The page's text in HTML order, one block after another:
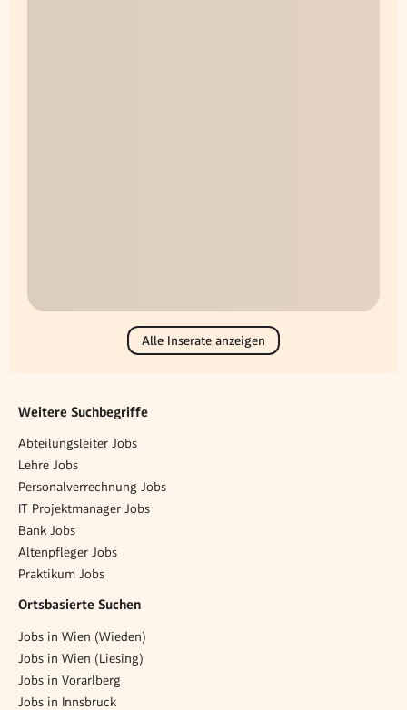
Alle Inserate anzeigen
Weitere Suchbegriffe
Abteilungsleiter Jobs
Lehre Jobs
Personalverrechnung Jobs
IT Projektmanager Jobs
Bank Jobs
Altenpfleger Jobs
Praktikum Jobs
Ortsbasierte Suchen
Jobs in Wien (Wieden)
Jobs in Wien (Liesing)
Jobs in Vorarlberg
Jobs in Innsbruck